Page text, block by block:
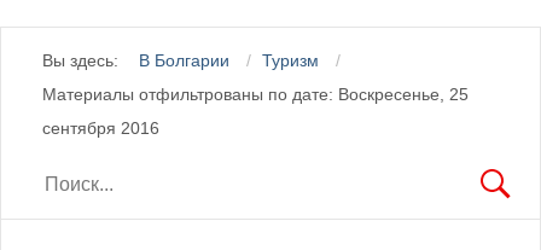
Вы здесь: В Болгарии
Туризм
Материалы отфильтрованы по дате: Воскресенье, 25
сентября 2016